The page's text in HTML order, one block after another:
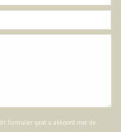
formulier gaat u akkoord met de